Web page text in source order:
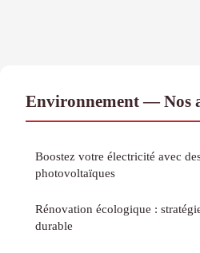
Environnement — Nos
Boostez votre électricité avec
photovoltaïques
Rénovation écologique :
durable